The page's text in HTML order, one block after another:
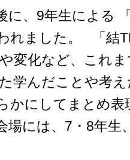
に、9年生による
れました。 「結
変化など、これ
学んだことや考
かにしてまとめ
には、7・8年生